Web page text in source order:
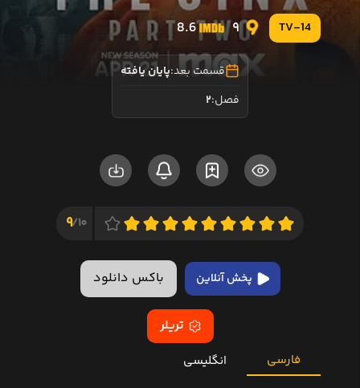
TV-14
9
8.6
قسمت بعد:پایان یافته
فصل:2
10/
9
پخش آنلاین باکس دانلود
تریلر
فارسی انگلیسی